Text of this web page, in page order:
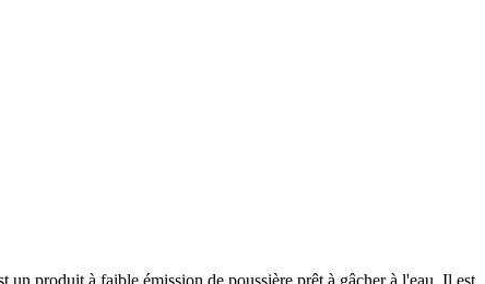
produit à faible émission de poussière prêt à gâcher à l'eau. Il est